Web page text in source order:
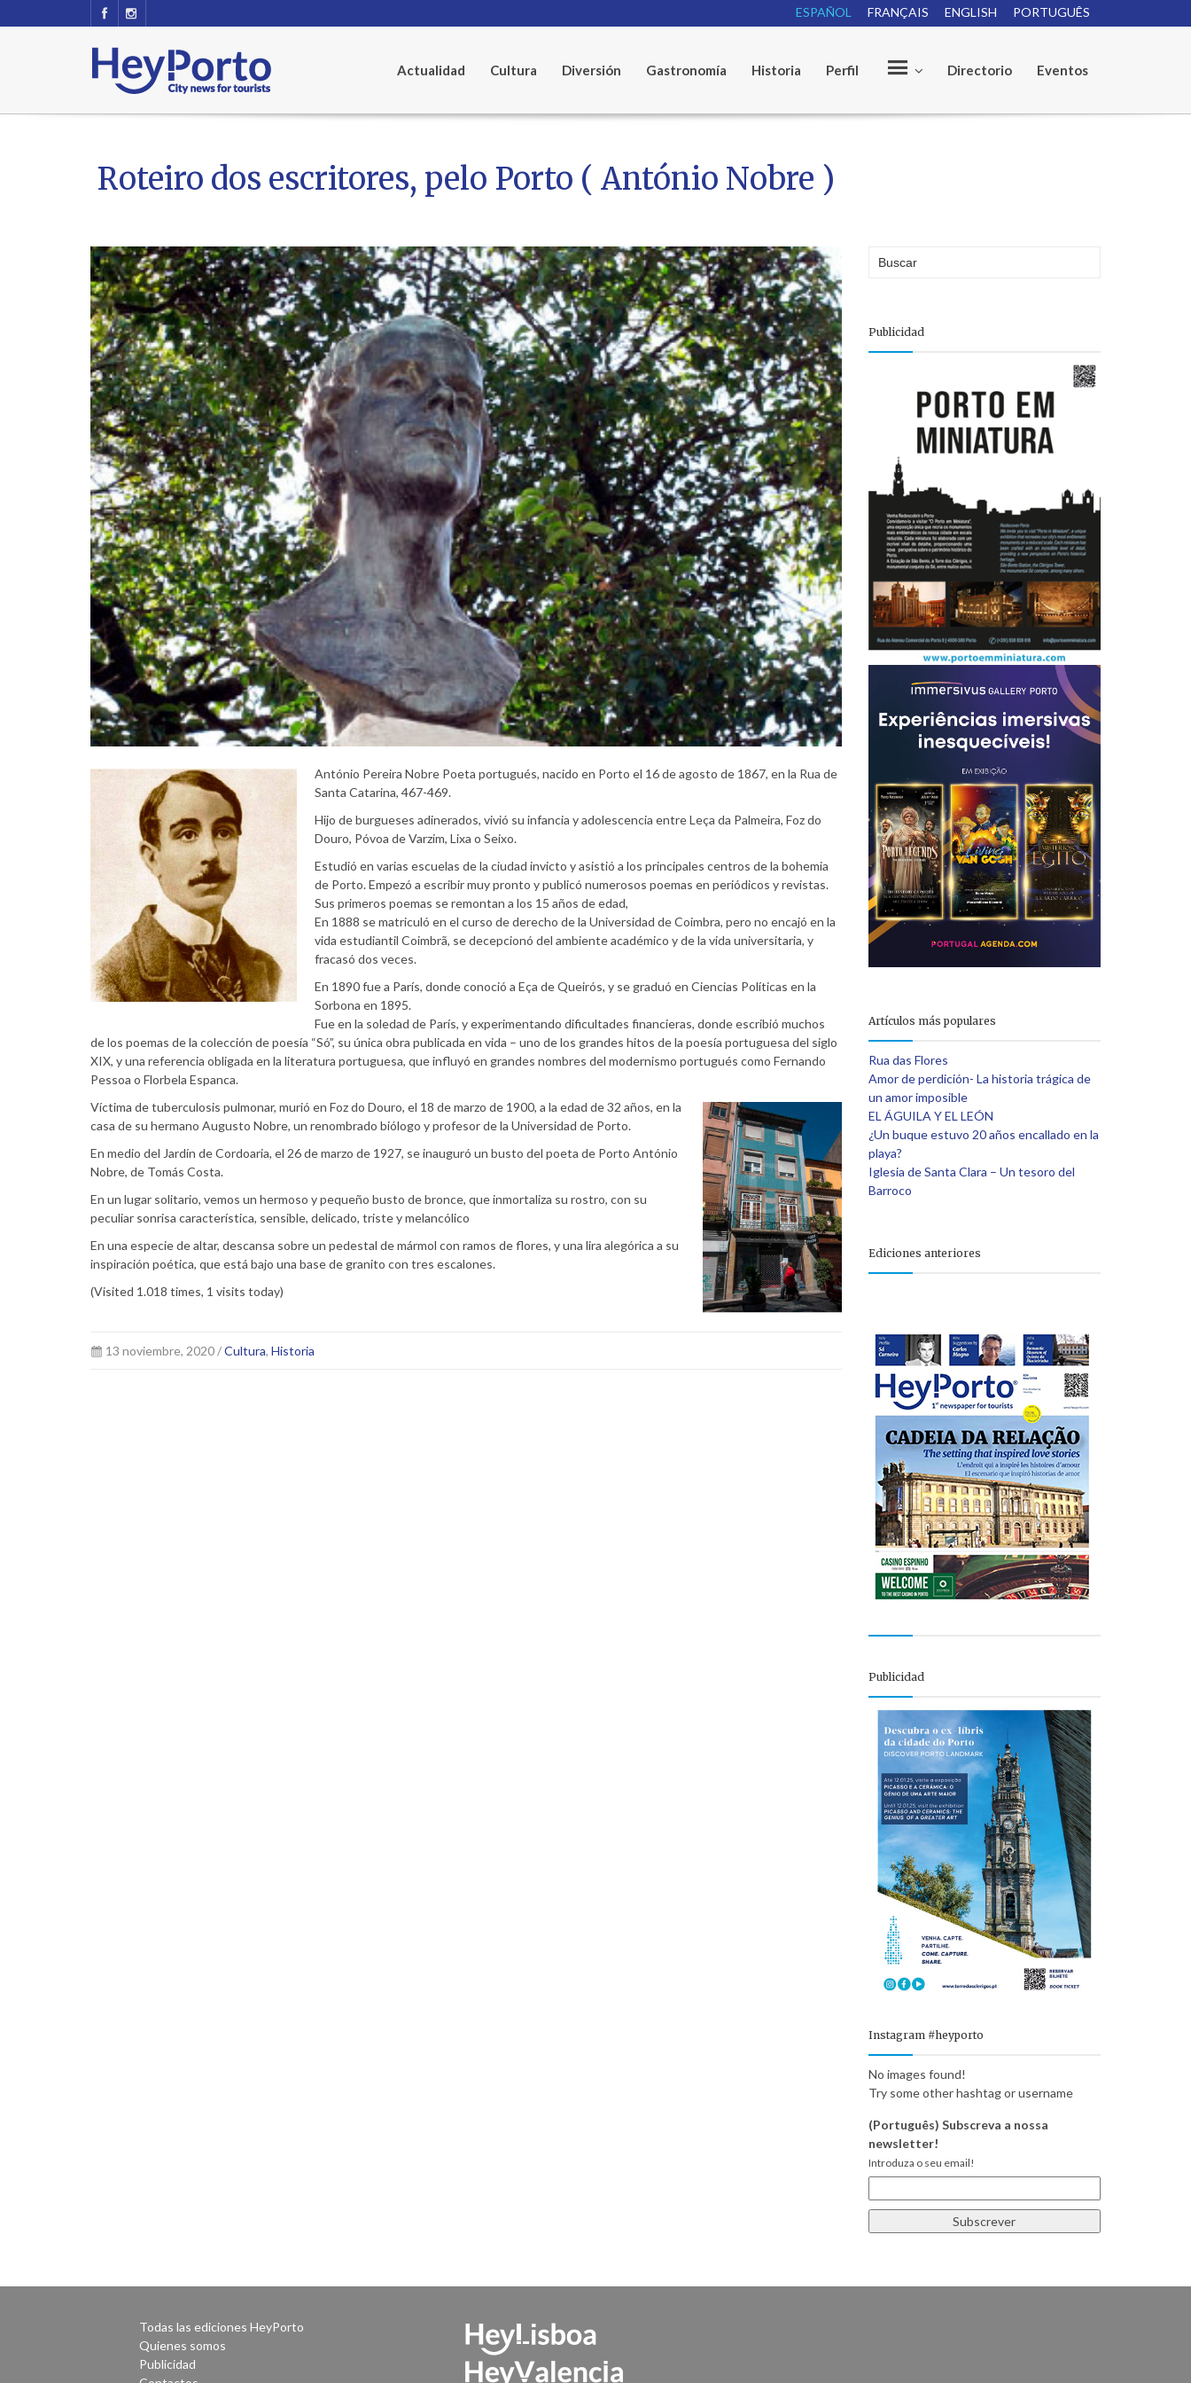
PORTUGUÊS
ENGLISH
FRANÇAIS
ESPAÑOL
Actualidad Cultura Diversión Gastronomía Historia Perfil
r
P
o
e
Directorio Eventos
Roteiro dos escritores, pelo Porto ( António Nobre )
António Pereira Nobre Poeta portugués, nacido en Porto el 16 de agosto de 1867, en la Rua de
Santa Catarina, 467-469.
Hijo de burgueses adinerados, vivió su infancia y adolescencia entre Leça da Palmeira, Foz do
Douro, Póvoa de Varzim, Lixa o Seixo.
Estudió en varias escuelas de la ciudad invicto y asistió a los principales centros de la bohemia
de Porto. Empezó a escribir muy pronto y publicó numerosos poemas en periódicos y revistas.
Sus primeros poemas se remontan a los 15 años de edad,
En 1888 se matriculó en el curso de derecho de la Universidad de Coimbra, pero no encajó en la
vida estudiantil Coimbrã, se decepcionó del ambiente académico y de la vida universitaria, y
fracasó dos veces.
En 1890 fue a París, donde conoció a Eça de Queirós, y se graduó en Ciencias Políticas en la
Sorbona en 1895.
Fue en la soledad de París, y experimentando dificultades financieras, donde escribió muchos
de los poemas de la colección de poesía “Só”, su única obra publicada en vida – uno de los grandes hitos de la poesía portuguesa del siglo
XIX, y una referencia obligada en la literatura portuguesa, que influyó en grandes nombres del modernismo portugués como Fernando
Pessoa o Florbela Espanca.
Víctima de tuberculosis pulmonar, murió en Foz do Douro, el 18 de marzo de 1900, a la edad de 32 años, en la
casa de su hermano Augusto Nobre, un renombrado biólogo y profesor de la Universidad de Porto.
En medio del Jardín de Cordoaria, el 26 de marzo de 1927, se inauguró un busto del poeta de Porto António
Nobre, de Tomás Costa.
En un lugar solitario, vemos un hermoso y pequeño busto de bronce, que inmortaliza su rostro, con su
peculiar sonrisa característica, sensible, delicado, triste y melancólico
En una especie de altar, descansa sobre un pedestal de mármol con ramos de flores, y una lira alegórica a su
inspiración poética, que está bajo una base de granito con tres escalones.
(Visited 1.018 times, 1 visits today)
13 noviembre, 2020 /Cultura, Historia
Publicidad
Artículos más populares
Rua das Flores
Amor de perdición- La historia trágica de
un amor imposible
EL ÁGUILA Y EL LEÓN
¿Un buque estuvo 20 años encallado en la
playa?
Iglesia de Santa Clara – Un tesoro del
Barroco
Ediciones anteriores
Publicidad
Instagram #heyporto
No images found!
Try some other hashtag or username
(Português) Subscreva a nossa
newsletter!
Introduza o seu email!
Todas las ediciones HeyPorto
Quienes somos
Publicidad